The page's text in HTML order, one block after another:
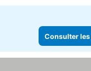
Consulter